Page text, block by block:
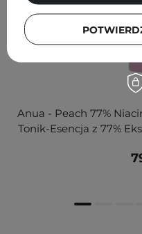
Anua - Peach 77%
Tonik-Esencja z 77%